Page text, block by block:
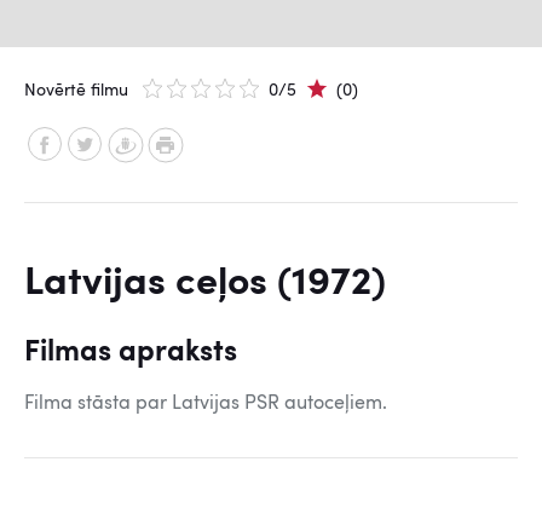
Novērtē filmu 0/5 (0)
Latvijas ceļos (1972)
Filmas apraksts
Filma stāsta par Latvijas PSR autoceļiem.